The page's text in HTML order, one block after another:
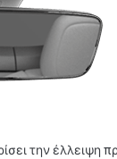
την έλλειψη